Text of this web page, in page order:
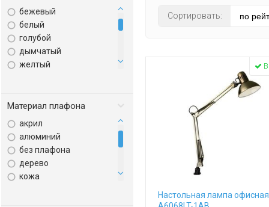
модерн
прованс
ретро
современный
техно
бежевый
белый
голубой
дымчатый
желтый
коньячный
красный
кремовый
медь
Материал плафона
акрил
алюминий
без плафона
дерево
кожа
Сортировать:
Настольная лампа